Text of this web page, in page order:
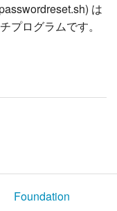
は
プログラムです。
Foundation